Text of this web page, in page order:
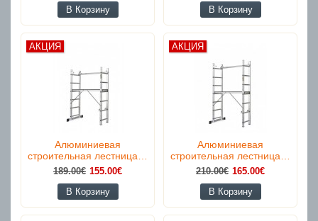
В Корзину
В Корзину
АКЦИЯ
Алюминиевая
строительная лестница…
189.00€ 155.00€
В Корзину
АКЦИЯ
Алюминиевая
строительная лестница…
210.00€ 165.00€
В Корзину